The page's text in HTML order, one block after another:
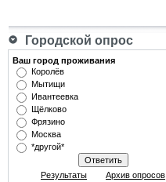
Городской опрос
Ваш город проживания
Королёв
Мытищи
Ивантеевка
Щёлково
Фрязино
Москва
*другой*
Результаты Архив опросов